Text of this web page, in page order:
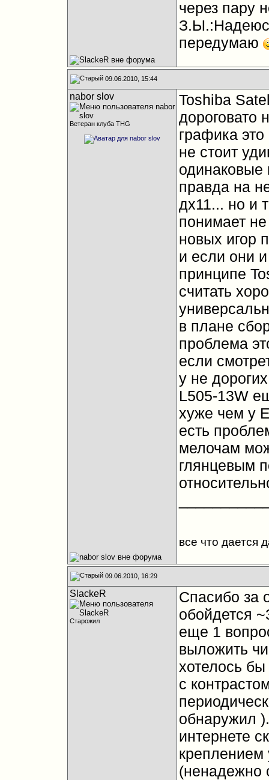
через пару
передумаю
09.06.2010, 15:44
nabor slov
Ветеран клуба THG
Toshiba
дороговато
графика
не стоит
одинаковые
правда на
дх11... но и
понимает не
новых игор
и если они и
принципе
считать
в плане
проблема
если
у не
L505-13W
хуже чем у
есть
мелочам
глянцевым
все что дается
09.06.2010, 16:29
SlackeR
Старожил
Спасибо за
обойдется
еще 1
выложить
хотелось бы
с
обнаружил
интернете
креплением
(ненадежно